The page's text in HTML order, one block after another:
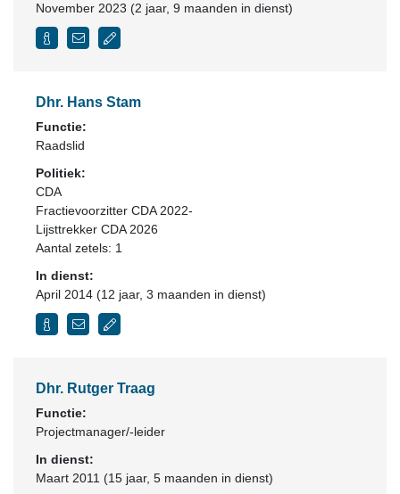
November 2023 (2 jaar, 9 maanden in dienst)
Dhr. Hans Stam
Functie:
Raadslid
Politiek:
CDA
Fractievoorzitter CDA 2022-
Lijsttrekker CDA 2026
Aantal zetels: 1
In dienst:
April 2014 (12 jaar, 3 maanden in dienst)
Dhr. Rutger Traag
Functie:
Projectmanager/-leider
In dienst:
Maart 2011 (15 jaar, 5 maanden in dienst)